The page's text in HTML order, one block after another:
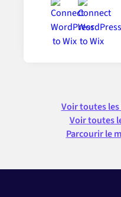
Voir toutes
Voir toutes
Parcourir le